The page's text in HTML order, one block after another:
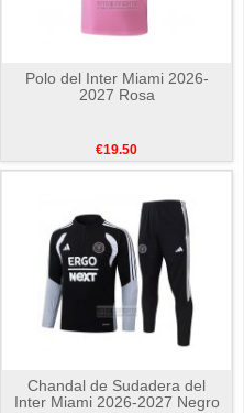
Polo del Inter Miami 2026-
2027 Rosa
€19.50
Chandal de Sudadera del
Inter Miami 2026-2027 Negro